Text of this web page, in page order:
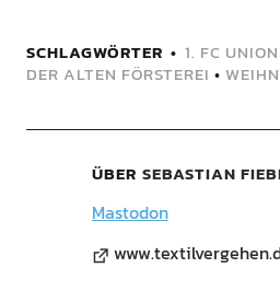
SCHLAGWÖRTER 1. FC
DER ALTEN FÖRSTEREI •
ÜBER SEBASTIAN
Mastodon